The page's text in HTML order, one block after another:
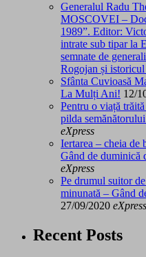
Generalul Radu
MOSCOVEI –
1989”. Editor:
intrate sub tipar la
semnate de
Rogojan și
Sfânta Cuvioasă
La Mulți Ani! 12/
Pentru o viață
pilda
eXpress
Iertarea – cheia
Gând de duminică
eXpress
Pe drumul suitor
minunată – Gând
27/09/2020 eXpress
Recent Posts